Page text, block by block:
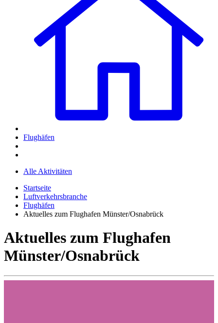
Flughäfen
Alle Aktivitäten
Startseite
Luftverkehrsbranche
Flughäfen
Aktuelles zum Flughafen Münster/Osnabrück
Aktuelles zum Flughafen
Münster/Osnabrück